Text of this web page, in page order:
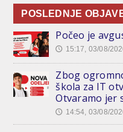
POSLEDNJE
Počeo je
🕔 15:17, 03/08/
Zbog
škola za IT
Otvaramo jer
🕔 14:54, 03/08/